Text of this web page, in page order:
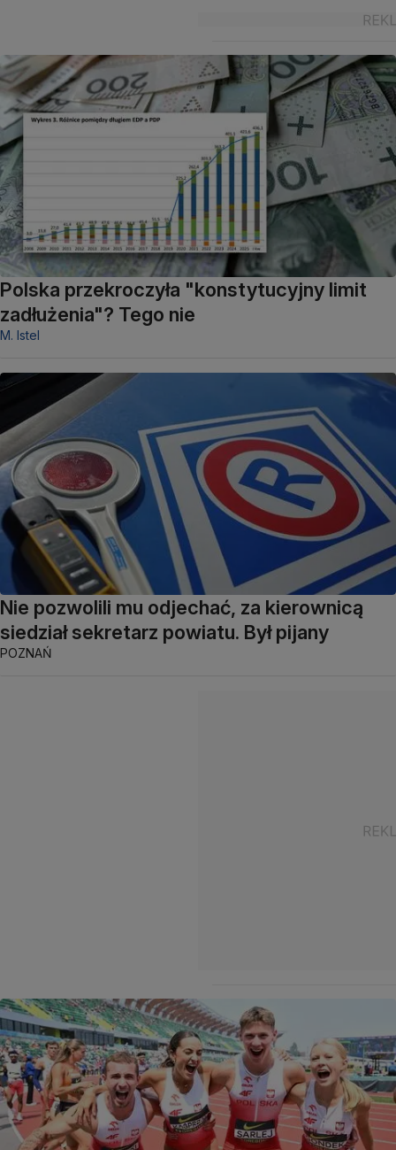
Polska przekroczyła "konstytucyjny limit
zadłużenia"? Tego nie
M. Istel
Nie pozwolili mu odjechać, za kierownicą
siedział sekretarz powiatu. Był pijany
POZNAŃ